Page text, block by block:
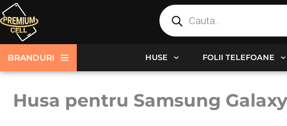
Skip
to
content
Products
search
BRANDURI HUSE FOLII TELEFOANE
Husa pentru Samsung